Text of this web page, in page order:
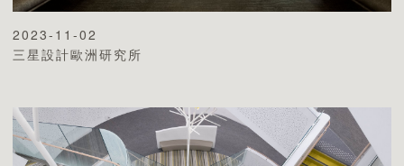
2023-11-02
三星設計歐洲研究所